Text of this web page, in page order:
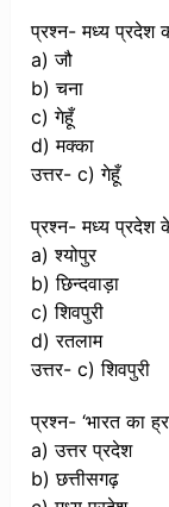
प्रश्न- मध्य प्रदेश
a) जौ
b) चना
c) गेहूँ
d) मक्का
उत्तर- c) गेहूँ
प्रश्न- मध्य प्रदेश
a) श्योपुर
b) छिन्दवाड़ा
c) शिवपुरी
d) रतलाम
उत्तर- c) शिवपुरी
प्रश्न- ‘भारत का
a) उत्तर प्रदेश
b) छत्तीसगढ़